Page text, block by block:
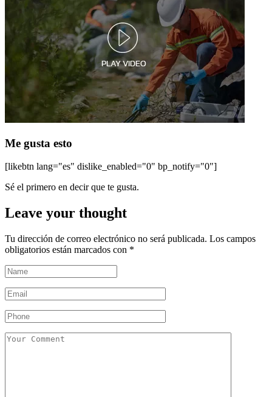
Me gusta esto
[likebtn lang="es" dislike_enabled="0" bp_notify="0"]
Sé el primero en decir que te gusta.
Leave your thought
Tu dirección de correo electrónico no será publicada. Los campos
obligatorios están marcados con *